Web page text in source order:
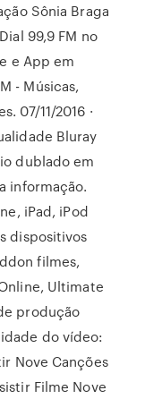
Sônia Braga
99,9 FM no
e App em
- Músicas,
07/11/2016 ·
Bluray
dublado em
informação.
iPad, iPod
dispositivos
filmes,
Ultimate
produção
do vídeo:
Nove Canções
Filme Nove